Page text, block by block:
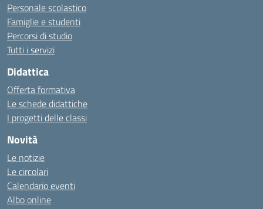
Personale scolastico
Famiglie e studenti
Percorsi di studio
Tutti i servizi
Didattica
Offerta formativa
Le schede didattiche
I progetti delle classi
Novità
Le notizie
Le circolari
Calendario eventi
Albo online